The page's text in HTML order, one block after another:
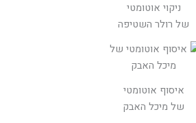
ניקוי אוטומטי
של רולר השטיפה
איסוף אוטומטי
של מיכל האבק